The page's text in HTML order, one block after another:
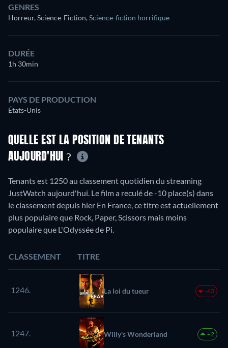
GENRES
Horreur, Science-Fiction,Science-fiction horrifique
DURÉE
1h 30min
PAYS DE PRODUCTION
États-Unis
QUELLE EST LA POSITION DE TENANTS
AUJOURD'HUI ?
Tenants est 1250 au classement quotidien du streaming
JustWatch aujourd'hui. Le film a reculé de -10 place(s) dans
le classement depuis hier En France, ce titre est actuellement
plus populaire que Rock, Paper, Scissors mais moins
populaire que L'Odyssée de Pi.
CLASSEMENT TITRE
1246. La loi du tueur -63
1247. Willy's Wonderland +2